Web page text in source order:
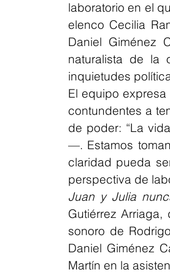
laboratorio en el
elenco Cecilia
Daniel Giménez
naturalista de la
inquietudes
El equipo
contundentes a
de poder: “La
—. Estamos
claridad pueda
perspectiva de
Juan y Julia
Gutiérrez
sonoro de
Daniel Giménez
Martín en la